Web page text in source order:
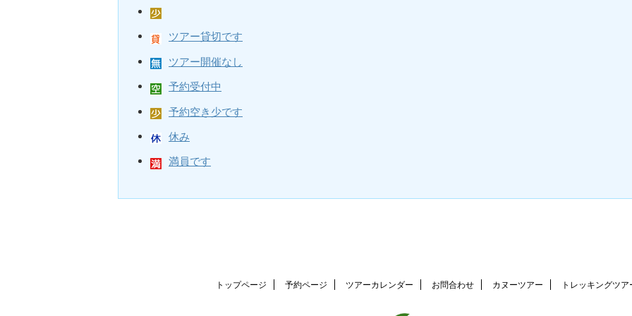
ツアー貸切です
ツアー開催なし
予約受付中
予約空き少です
休み
満員です
トップページ 予約ページ ツアーカレンダー お問合わせ カヌーツアー トレッキングツア